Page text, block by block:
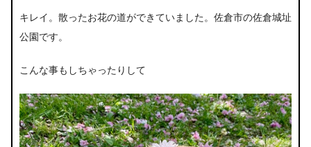
キレイ。散ったお花の道ができていました。佐倉市の佐倉城址
公園です。
こんな事もしちゃったりして